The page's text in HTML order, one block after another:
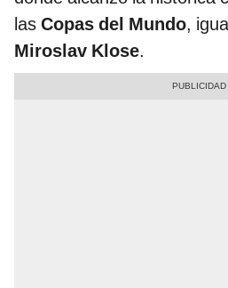
las Copas del Mundo,
Miroslav Klose.